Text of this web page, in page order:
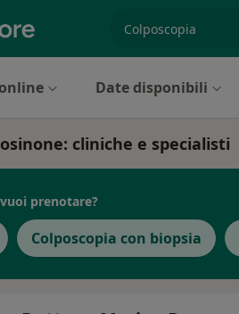
Date disponibili
cliniche e specialisti
prenotare?
Colposcopia con biopsia